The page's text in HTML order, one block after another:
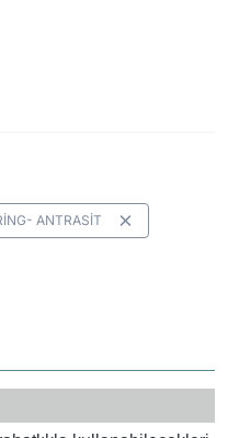
ANTRASİT